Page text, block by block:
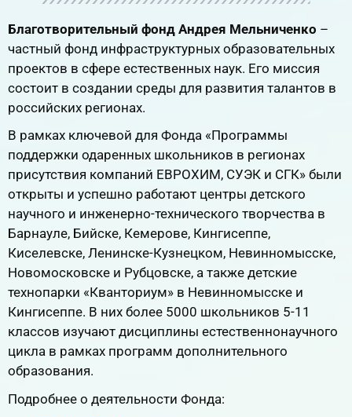
Благотворительный фонд Андрея Мельниченко –
частный фонд инфраструктурных образовательных
проектов в сфере естественных наук. Его миссия
состоит в создании среды для развития талантов в
российских регионах.
В рамках ключевой для Фонда «Программы
поддержки одаренных школьников в регионах
присутствия компаний ЕВРОХИМ, СУЭК и СГК» были
открыты и успешно работают центры детского
научного и инженерно-технического творчества в
Барнауле, Бийске, Кемерове, Кингисеппе,
Киселевске, Ленинске-Кузнецком, Невинномысске,
Новомосковске и Рубцовске, а также детские
технопарки «Кванториум» в Невинномысске и
Кингисеппе. В них более 5000 школьников 5-11
классов изучают дисциплины естественнонаучного
цикла в рамках программ дополнительного
образования.
Подробнее о деятельности Фонда: